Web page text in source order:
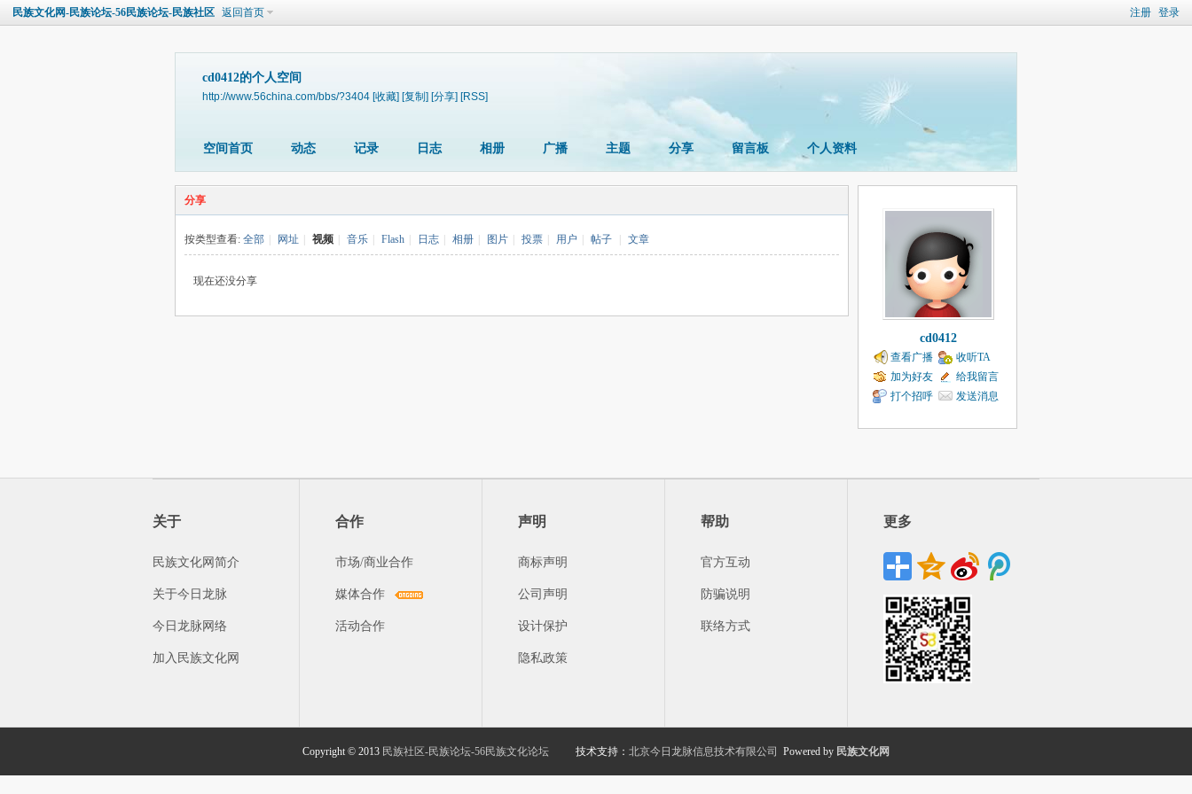
注册 登录
民族文化网-民族论坛-56民族论坛-民族社区 返回首页
cd0412的个人空间
http://www.56china.com/bbs/?3404 [收藏] [复制] [分享] [RSS]
空间首页 动态 记录 日志 相册 广播 主题 分享 留言板 个人资料
分享
按类型查看: 全部 网址 视频 音乐 Flash 日志 相册 图片 投票 用户 帖子 文章
现在还没分享
cd0412
查看广播
收听TA
加为好友
给我留言
打个招呼
发送消息
关于
民族文化网简介
关于今日龙脉
今日龙脉网络
加入民族文化网
合作
市场/商业合作
媒体合作
活动合作
声明
商标声明
公司声明
设计保护
隐私政策
帮助
官方互动
防骗说明
联络方式
更多
Copyright © 2013 民族社区-民族论坛-56民族文化论坛 技术支持： 北京今日龙脉信息技术有限公司 Powered by 民族文化网